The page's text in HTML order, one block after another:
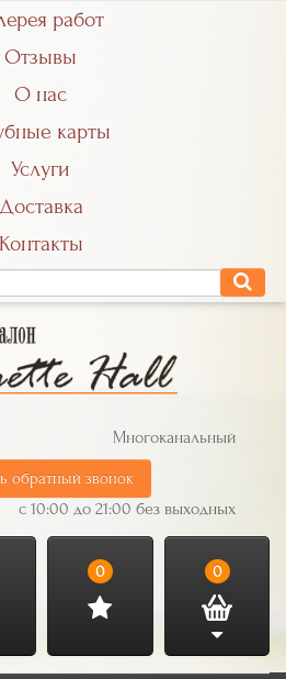
работ
Отзывы
О нас
карты
Услуги
Доставка
Контакты
Многоканальный
обратный звонок
с 10:00 до 21:00 без выходных
0 0